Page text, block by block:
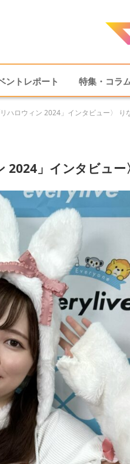
ントレポート 特集・コラ
リハロウィン 2024」インタビュー〉 り
2024」インタビュ